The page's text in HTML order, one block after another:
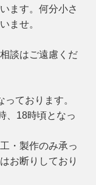
ます。何分小さ
ませ。
談はご遠慮くだ
ております。
、18時頃となっ
・製作のみ承っ
お断りしており